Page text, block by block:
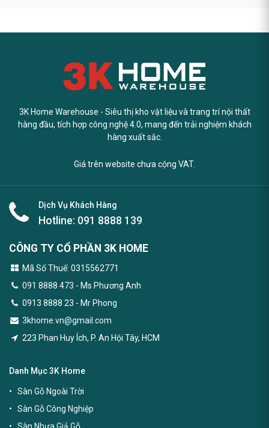
3K Home Warehouse - Siêu thị kho vật liệu và trang trí nội thất
hàng đầu, tích hợp công nghệ 4.0, mang đến trải nghiệm khách
hàng xuất sắc.
Giá trên website chưa cộng VAT.
Dịch Vụ Khách Hàng
Hotline: 091 8888 139
CÔNG TY CỔ PHẦN 3K HOME
Mã Số Thuế: 0315562771
091 8888 473 - Ms Phương Anh
0913 8888 23 - Mr Phong
3khome.vn@gmail.com
223 Phan Huy Ích, P. An Hội Tây, HCM
Danh Mục 3K Home
Sàn Gỗ Ngoài Trời
Sàn Gỗ Công Nghiệp